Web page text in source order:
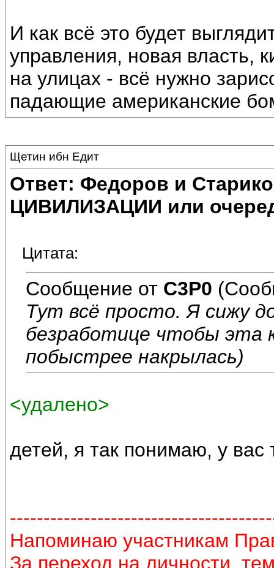
И как всё это будет
управления, новая власть,
на улицах - всё нужно
падающие американские
Щетин ибн Едит
Ответ: Федоров и
ЦИВИЛИЗАЦИИ или
Цитата:
Сообщение от C3P0
Тут всё просто. Я сижу
безработице чтобы эта
побыстрее накрылась)
<удалено>
детей, я так понимаю, у вас
Напоминаю участникам
За переход на личности,